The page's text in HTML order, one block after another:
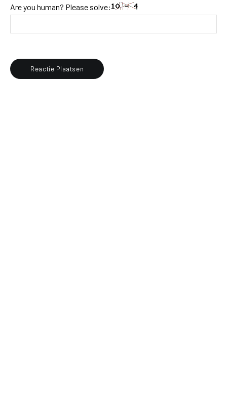
Are you human? Please solve: